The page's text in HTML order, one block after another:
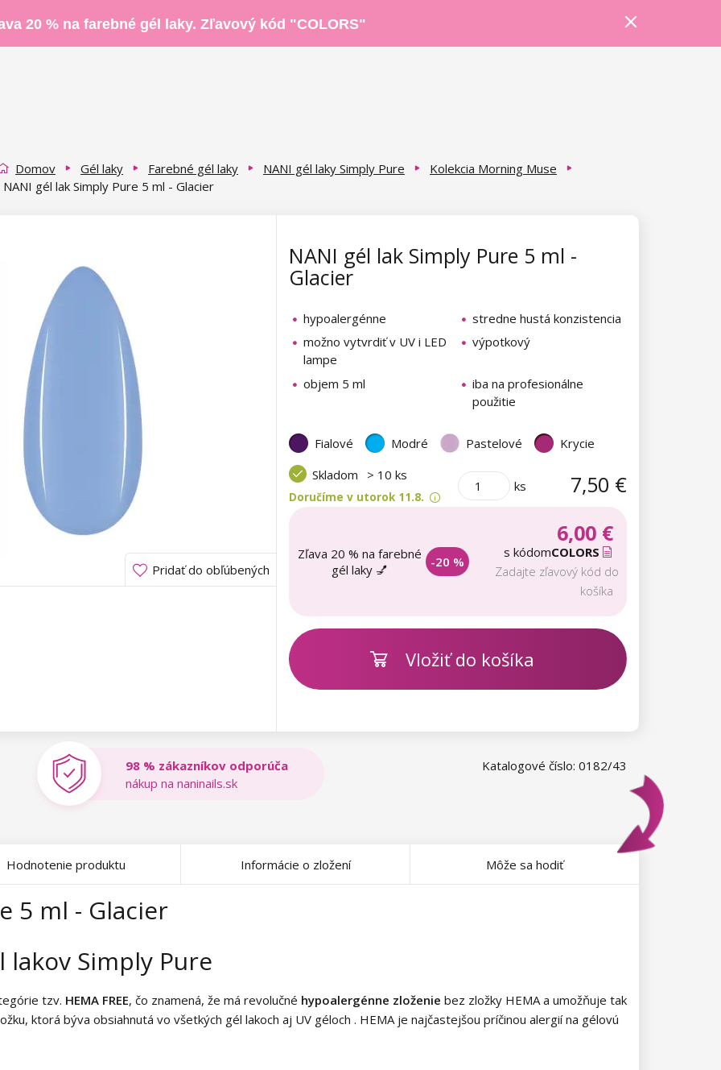
20 % na farebné gél laky. Zľavový kód "COLORS"
Domov Gél laky Farebné gél laky NANI gél laky Simply Pure
Kolekcia Morning Muse
NANI gél lak Simply Pure 5 ml - Glacier
Pridať do obľúbených
NANI gél lak Simply Pure 5 ml -
Glacier
hypoalergénne
stredne hustá konzistencia
možno vytvrdiť v UV i LED
lampe
výpotkový
objem 5 ml
iba na profesionálne
použitie
Fialové Modré Pastelové
Krycie
Skladom
> 10 ks
Doručíme v utorok 11.8.
ks 7,50 €
Zľava 20 % na farebné
gél laky 💅
-20 %
6,00 €
s kódomCOLORS
Zadajte zľavový kód do
košíka
Vložiť do košíka
Katalogové číslo: 0182/43
98 % zákazníkov odporúča
nákup na naninails.sk
5 ml - Glacier
lakov Simply Pure
tzv. HEMA FREE, čo znamená, že má revolučné hypoalergénne zloženie bez zložky HEMA a umožňuje tak
ktorá býva obsiahnutá vo všetkých gél lakoch aj UV géloch . HEMA je najčastejšou príčinou alergií na gélovú
Hodnotenie produktu Informácie o zložení Môže sa hodiť